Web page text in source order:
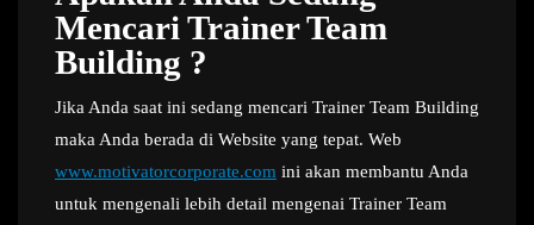
Mencari Trainer Team
Building ?
Jika Anda saat ini sedang mencari Trainer Team Building
maka Anda berada di Website yang tepat. Web
www.motivatorcorporate.com ini akan membantu Anda
untuk mengenali lebih detail mengenai Trainer Team